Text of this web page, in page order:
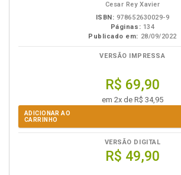
Cesar Rey Xavier
ISBN: 978652630029-9
Páginas: 134
Publicado em: 28/09/2022
VERSÃO IMPRESSA
R$ 69,90
em 2x de R$ 34,95
ADICIONAR AO
CARRINHO
VERSÃO DIGITAL
R$ 49,90